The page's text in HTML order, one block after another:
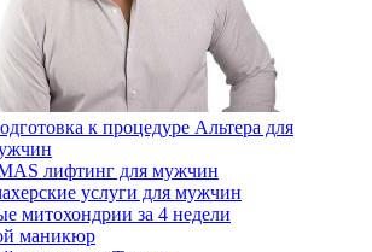
к процедуре Альтера для
лифтинг для мужчин
услуги для мужчин
митохондрии за 4 недели
маникюр